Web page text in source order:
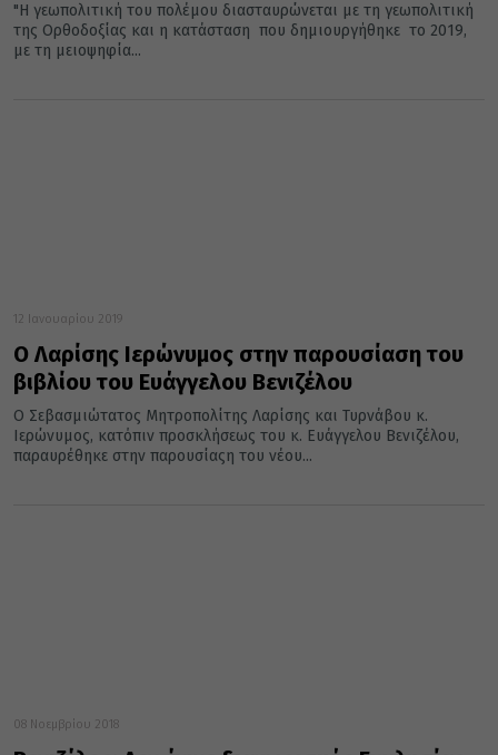
"Η γεωπολιτική του πολέμου διασταυρώνεται με τη γεωπολιτική
της Ορθοδοξίας και η κατάσταση που δημιουργήθηκε το 2019,
με τη μειοψηφία...
12 Ιανουαρίου 2019
Ο Λαρίσης Ιερώνυμος στην παρουσίαση του
βιβλίου του Ευάγγελου Βενιζέλου
Ο Σεβασμιώτατος Μητροπολίτης Λαρίσης και Τυρνάβου κ.
Ιερώνυμος, κατόπιν προσκλήσεως του κ. Ευάγγελου Βενιζέλου,
παραυρέθηκε στην παρουσίαςη του νέου...
08 Νοεμβρίου 2018